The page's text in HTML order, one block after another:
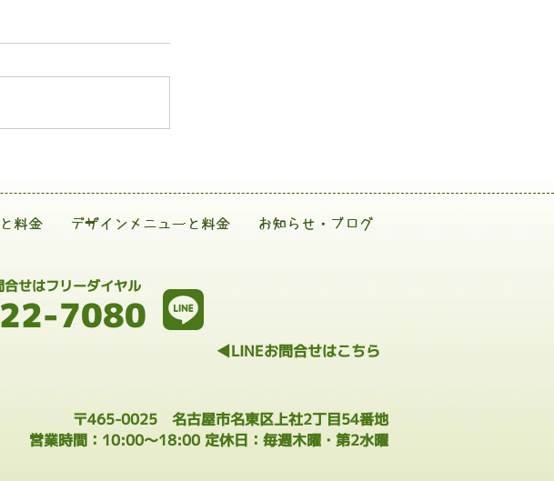
料金 デザインメニューと料金 お知らせ・ブログ
7080
せはフリーダイヤル
◀LINEお問合せはこちら
〒465-0025 名古屋市名東区上社2丁目54番地
営業時間：10:00～18:00 定休日：毎週木曜・第2水曜